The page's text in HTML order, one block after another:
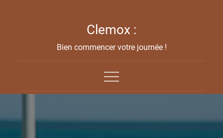
Clemox :
Bien commencer votre journée !